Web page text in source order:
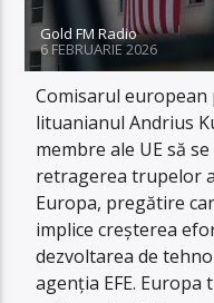
Gold FM Radio
6 FEBRUARIE 2026
Comisarul
lituanianul Andrius
membre ale UE să
retragerea trupelor
Europa, pregătire
implice creșterea
dezvoltarea de
agenția EFE.